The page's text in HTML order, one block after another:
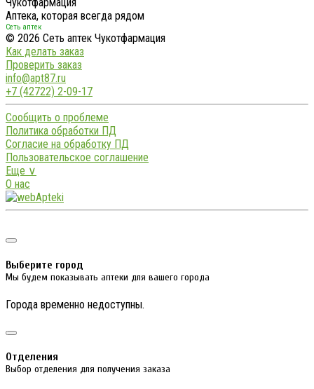
Аптека, которая всегда рядом
Сеть аптек
© 2026 Сеть аптек Чукотфармация
Как делать заказ
Проверить заказ
info@apt87.ru
+7 (42722) 2-09-17
Сообщить о проблеме
Политика обработки ПД
Согласие на обработку ПД
Пользовательское соглашение
Еще ∨
О нас
Выберите город
Мы будем показывать аптеки для вашего города
Города временно недоступны.
Отделения
Выбор отделения для получения заказа